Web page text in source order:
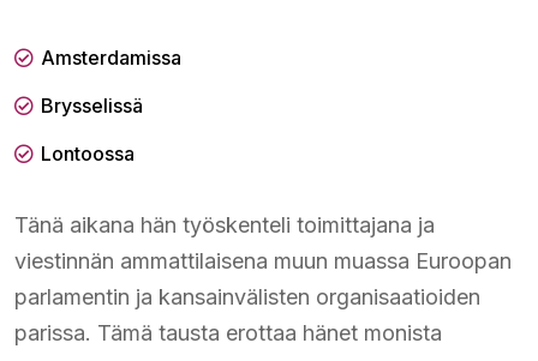
Amsterdamissa
Brysselissä
Lontoossa
Tänä aikana hän työskenteli toimittajana ja
viestinnän ammattilaisena muun muassa Euroopan
parlamentin ja kansainvälisten organisaatioiden
parissa. Tämä tausta erottaa hänet monista